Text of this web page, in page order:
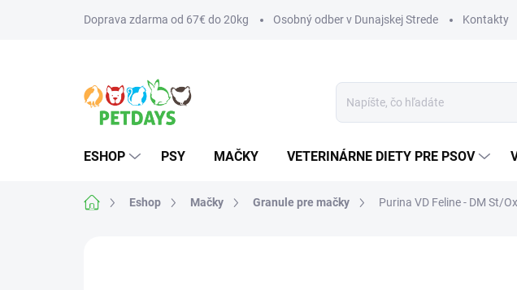
Doprava zdarma od 67€ do 20kg Osobný odber v Dunajskej Strede Kontakty
ESHOP PSY MAČKY VETERINÁRNE DIETY PRE PSOV
DomovEshop Mačky Granule pre mačky Purina VD Feline - DM St/